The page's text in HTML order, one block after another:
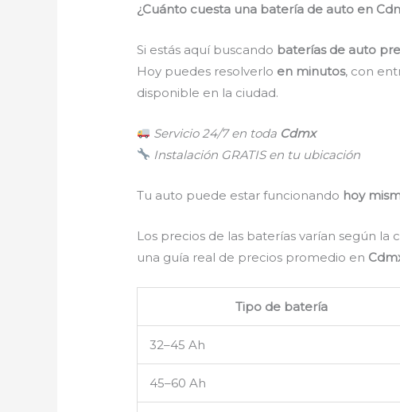
¿Cuánto cuesta una batería de auto en
Si estás aquí buscando baterías de auto
Hoy puedes resolverlo en minutos, con
disponible en la ciudad.
Servicio 24/7 en toda Cdmx
Instalación GRATIS en tu ubicación
Tu auto puede estar funcionando hoy
Los precios de las baterías varían según
una guía real de precios promedio en
Tipo de batería
32–45 Ah
45–60 Ah